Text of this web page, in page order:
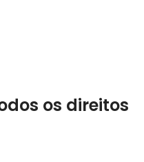
os direitos